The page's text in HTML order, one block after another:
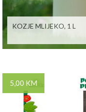
KOZJE MLIJEKO, 1 L
5,00 KM